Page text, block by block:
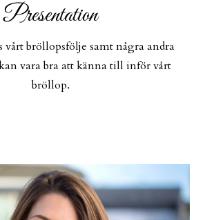
Presentation
vårt bröllopsfölje samt några andra
vara bra att känna till inför vårt
bröllop.